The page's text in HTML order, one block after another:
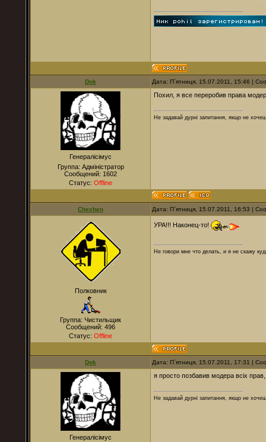
Dok Дата: П`ятниця, 15.07.2011, 15:46 |
Генералісімус
Группа: Адміністратор
Сообщений: 1602
Статус: Offline
Похил, я все переробив права
Не задавай дурні запитання, якщо не
Chechen Дата: П`ятниця, 15.07.2011, 16:53 |
Полковник
Группа: Чистильщик
Сообщений: 496
Статус: Offline
УРА!!! Наконец-то!
Не говори мне что делать, и я не скажу
Dok Дата: П`ятниця, 15.07.2011, 17:31 |
Генералісімус
я просто позбавив модера всіх
Не задавай дурні запитання, якщо не